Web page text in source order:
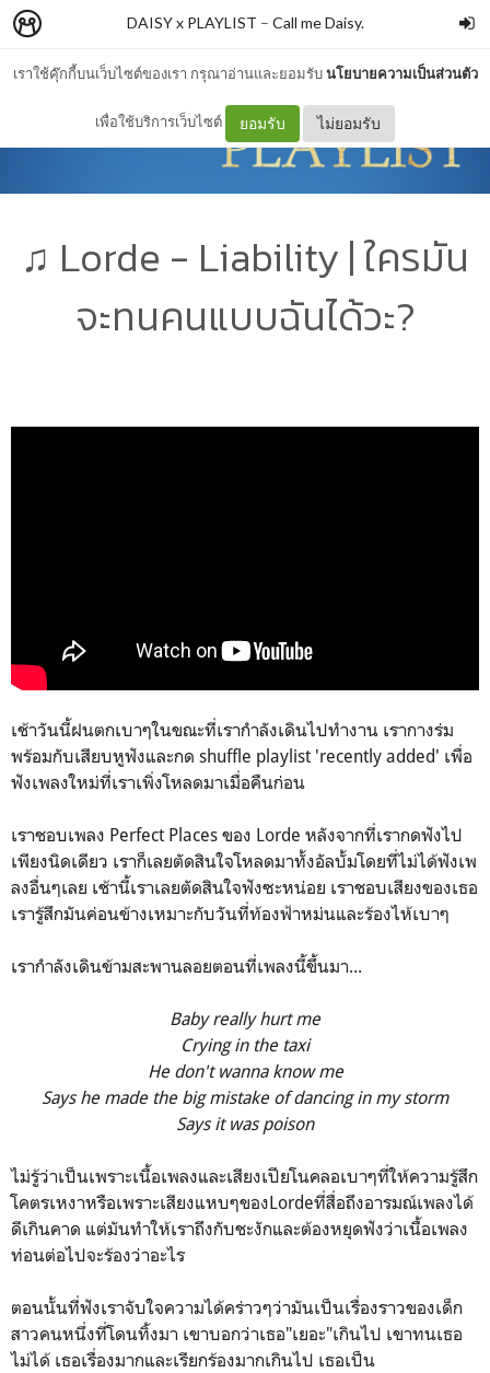
เราใช้คุ๊กกี้บนเว็บไซต์ของเรา กรุณาอ่านและยอมรับนโยบายความเป็นส่วนตัว
เพื่อใช้บริการเว็บไซต์ ยอมรับ ไม่ยอมรับ
DAISY x PLAYLIST – Call me Daisy.
♫ Lorde - Liability | ใครมัน
จะทนคนแบบฉันได้วะ?
เช้าวันนี้ฝนตกเบาๆในขณะที่เรากำลังเดินไปทำงาน เรากางร่ม
พร้อมกับเสียบหูฟังและกด shuffle playlist 'recently added' เพื่อ
ฟังเพลงใหม่ที่เราเพิ่งโหลดมาเมื่อคืนก่อน
เราชอบเพลง Perfect Places ของ Lorde หลังจากที่เรากดฟังไป
เพียงนิดเดียว เราก็เลยตัดสินใจโหลดมาทั้งอัลบั้มโดยที่ไม่ได้ฟังเพ
ลงอื่นๆเลย เช้านี้เราเลยตัดสินใจฟังซะหน่อย เราชอบเสียงของเธอ
เรารู้สึกมันค่อนข้างเหมาะกับวันที่ท้องฟ้าหม่นและร้องไห้เบาๆ
เรากำลังเดินข้ามสะพานลอยตอนที่เพลงนี้ขึ้นมา...
Baby really hurt me
Crying in the taxi
He don't wanna know me
Says he made the big mistake of dancing in my storm
Says it was poison
ไม่รู้ว่าเป็นเพราะเนื้อเพลงและเสียงเปียโนคลอเบาๆที่ให้ความรู้สึก
โคตรเหงาหรือเพราะเสียงแหบๆของLordeที่สื่อถึงอารมณ์เพลงได้
ดีเกินคาด แต่มันทำให้เราถึงกับชะงักและต้องหยุดฟังว่าเนื้อเพลง
ท่อนต่อไปจะร้องว่าอะไร
ตอนนั้นที่ฟังเราจับใจความได้คร่าวๆว่ามันเป็นเรื่องราวของเด็ก
สาวคนหนึ่งที่โดนทิ้งมา เขาบอกว่าเธอ"เยอะ"เกินไป เขาทนเธอ
ไม่ได้ เธอเรื่องมากและเรียกร้องมากเกินไป เธอเป็น